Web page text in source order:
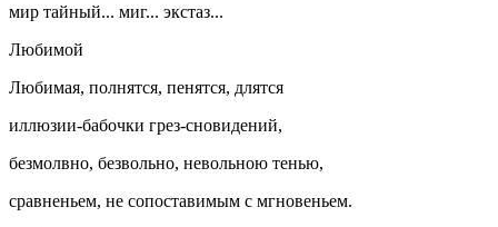
мир тайный... миг... экстаз...
Любимой
Любимая, полнятся, пенятся, длятся
иллюзии-бабочки грез-сновидений,
безмолвно, безвольно, невольною тенью,
сравненьем, не сопоставимым с мгновеньем.